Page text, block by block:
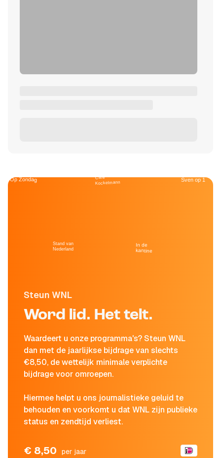
Steun WNL
Word lid. Het telt.
Waardeert u onze programma's? Steun WNL
dan met de jaarlijkse bijdrage van slechts
€8,50, de wettelijk minimale verplichte
bijdrage voor omroepen.
Hiermee helpt u ons journalistieke geluid te
behouden en voorkomt u dat WNL zijn publieke
status en zendtijd verliest.
€ 8,50 per jaar
Op Zondag
Stand van
Nederland
Café
Kockelmann
In de
kantine
Sven op 1